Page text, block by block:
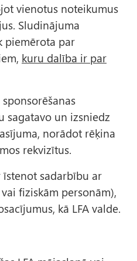
vienotus noteikumus
Sludinājuma
piemērota par
kuru dalība ir par
sagatavo un izsniedz
norādot rēķina
rekvizītus.
īstenot sadarbību ar
fiziskām personām),
kā LFA valde.